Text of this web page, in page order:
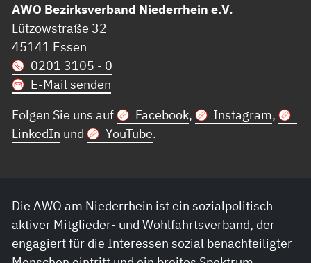
AWO Bezirksverband Niederrhein e.V.
Lützowstraße 32
45141 Essen
0201 3105 - 0
E-Mail senden
Folgen Sie uns auf
Facebook, Instagram,
LinkedIn und YouTube.
Die AWO am Niederrhein ist ein sozialpolitisch
aktiver Mitglieder- und Wohlfahrtsverband, der
engagiert für die Interessen sozial benachteiligter